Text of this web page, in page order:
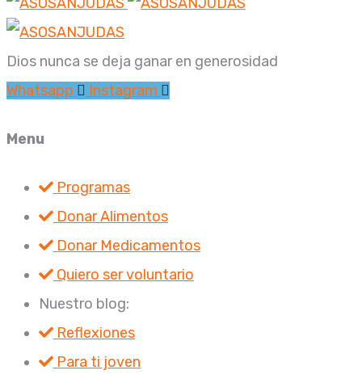
Dios nunca se deja ganar en generosidad
Whatsapp
Instagram
Menu
Programas
Donar Alimentos
Donar Medicamentos
Quiero ser voluntario
Nuestro blog:
Reflexiones
Para ti joven